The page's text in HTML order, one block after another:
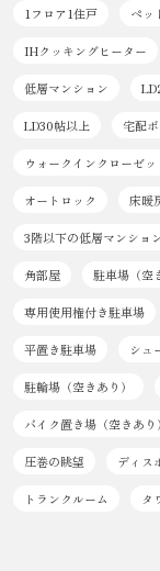
1フロア1住戸 ペッ
IHクッキングヒーター
低層マンション
LD30帖以上 宅配
ウォークインクローゼッ
オートロック 床暖
3階以下の低層マンショ
角部屋 駐車場（空
専用使用権付き駐車場
平置き駐車場 シュ
駐輪場（空きあり）
バイク置き場（空きあり）
圧巻の眺望 ディス
トランクルーム タ